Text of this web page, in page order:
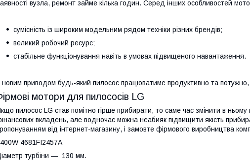
вузла, ремонт займе кілька годин. Серед інших особливостей
сумісність із широким модельним рядом техніки різних брендів;
великий робочий ресурс;
стабільне функціонування навіть в умовах підвищеного навантаження.
новим приводом будь-який пилосос працюватиме продуктивно та потужно,
мотори для пилососів LG
пилосос LG став помітно гірше прибирати, то саме час змінити в
вкладень, але водночас можна неабияк підвищити якість
від інтернет-магазину, і замовте фірмового виробництва
4681FI2457A
турбіни — 130 мм.